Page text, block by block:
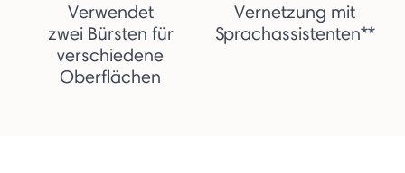
Verwendet
zwei Bürsten für
verschiedene
Oberflächen
Vernetzung mit
Sprachassistenten**